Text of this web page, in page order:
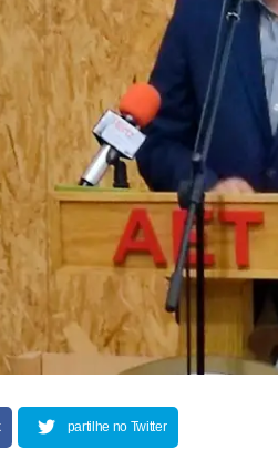
partilhe no Twitter